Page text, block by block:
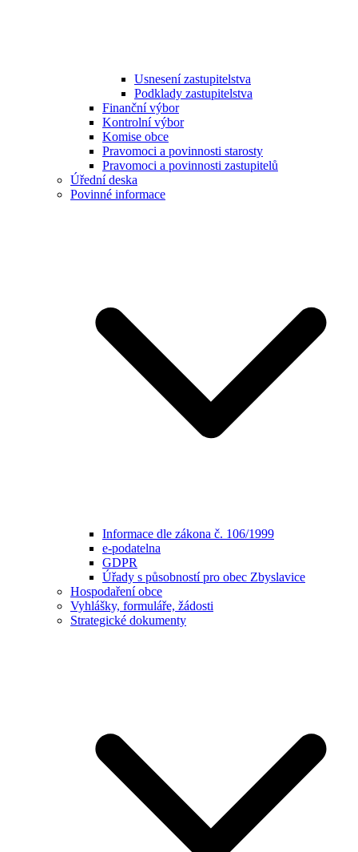
Usnesení zastupitelstva
Podklady zastupitelstva
Finanční výbor
Kontrolní výbor
Komise obce
Pravomoci a povinnosti starosty
Pravomoci a povinnosti zastupitelů
Úřední deska
Povinné informace
Informace dle zákona č. 106/1999
e-podatelna
GDPR
Úřady s působností pro obec Zbyslavice
Hospodaření obce
Vyhlášky, formuláře, žádosti
Strategické dokumenty